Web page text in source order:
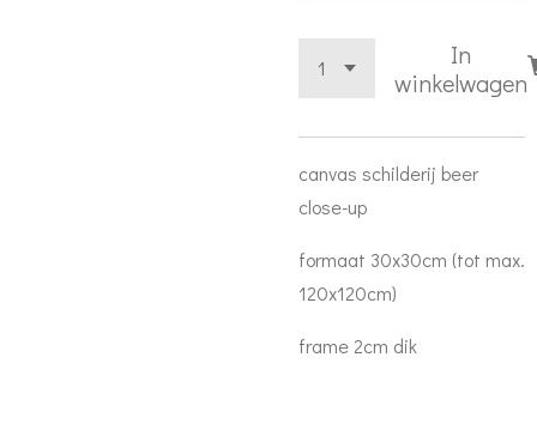
In
winkelwagen
canvas schilderij beer
close-up
formaat 30x30cm (tot max.
120x120cm)
frame 2cm dik